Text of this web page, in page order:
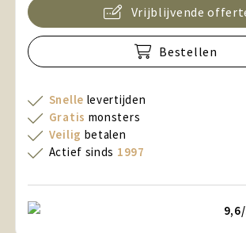
Vrijblijvende
Bestellen
Snelle levertijden
Gratis monsters
Veilig betalen
Actief sinds 1997